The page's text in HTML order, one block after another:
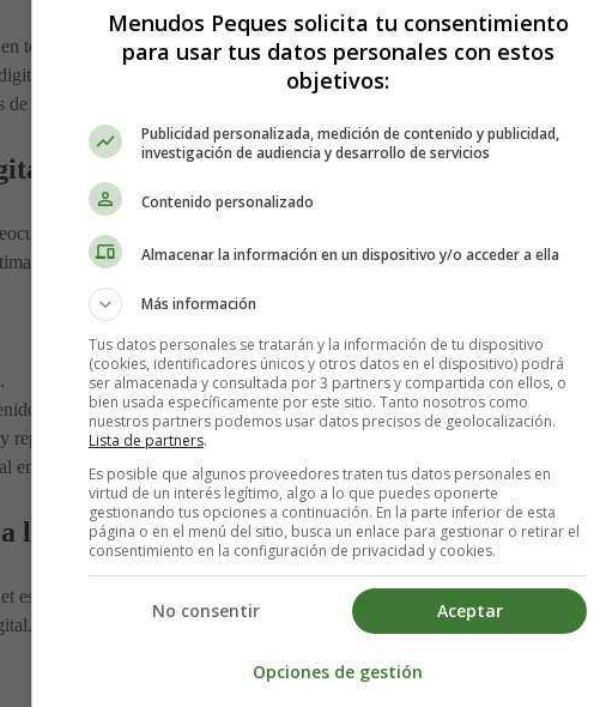
tecnología.
desde edades tempranas.
apoyo para mujeres en tecnología.
para las mujeres en la era digital. Comentarios sexistas,
sin permiso son algunos de los problemas más comunes.
inapropiado.
en plataformas digitales.
en tu país.
la tecnología
es universal, muchas mujeres aún enfrentan dificultades para acceder a
Menudos Peques solicita tu consentimiento
para usar tus datos personales con estos
objetivos:
Publicidad personalizada, medición de contenido y publicidad,
investigación de audiencia y desarrollo de servicios
Contenido personalizado
Almacenar la información en un dispositivo y/o acceder a ella
Más información
Tus datos personales se tratarán y la información de tu dispositivo
(cookies, identificadores únicos y otros datos en el dispositivo) podrá
ser almacenada y consultada por 3 partners y compartida con ellos, o
bien usada específicamente por este sitio. Tanto nosotros como
nuestros partners podemos usar datos precisos de geolocalización.
Lista de partners.
Es posible que algunos proveedores traten tus datos personales en
virtud de un interés legítimo, algo a lo que puedes oponerte
gestionando tus opciones a continuación. En la parte inferior de esta
página o en el menú del sitio, busca un enlace para gestionar o retirar el
consentimiento en la configuración de privacidad y cookies.
Aceptar
No consentir
Opciones de gestión